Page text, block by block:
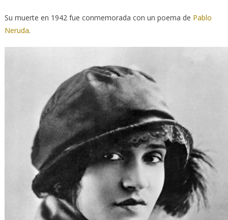
Su muerte en 1942 fue conmemorada con un poema de Pablo
Neruda.